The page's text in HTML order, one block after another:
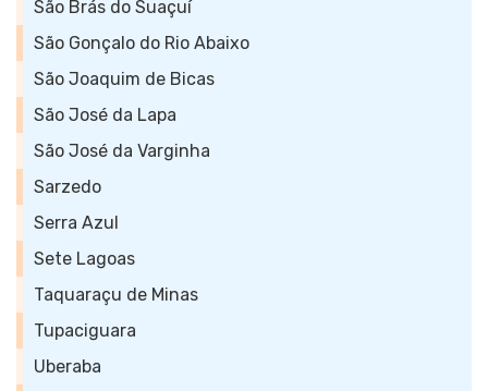
São Brás do Suaçuí
São Gonçalo do Rio Abaixo
São Joaquim de Bicas
São José da Lapa
São José da Varginha
Sarzedo
Serra Azul
Sete Lagoas
Taquaraçu de Minas
Tupaciguara
Uberaba